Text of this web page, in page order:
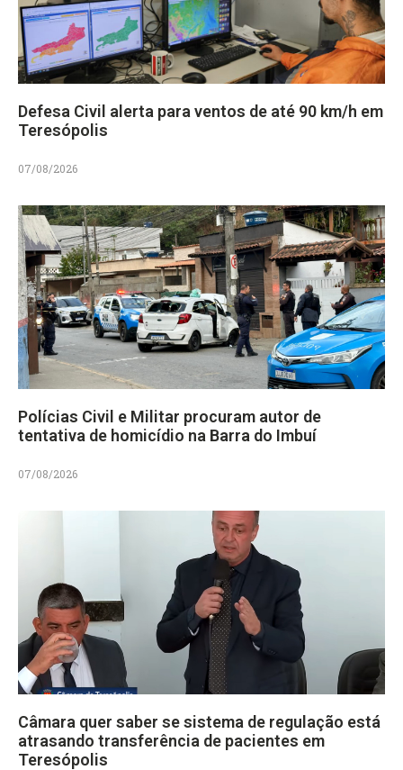
Defesa Civil alerta para ventos de até 90 km/h em
Teresópolis
07/08/2026
Polícias Civil e Militar procuram autor de
tentativa de homicídio na Barra do Imbuí
07/08/2026
Câmara quer saber se sistema de regulação está
atrasando transferência de pacientes em
Teresópolis